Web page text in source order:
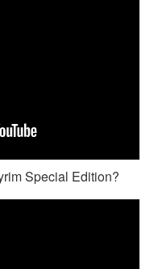
Special Edition?